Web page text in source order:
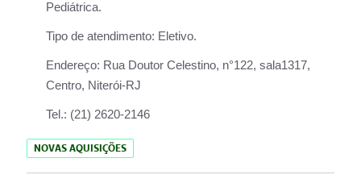
Pediátrica.
Tipo de atendimento: Eletivo.
Endereço: Rua Doutor Celestino, n°122, sala1317,
Centro, Niterói-RJ
Tel.: (21) 2620-2146
NOVAS AQUISIÇÕES